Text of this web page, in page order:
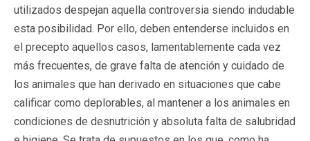
utilizados despejan aquella controversia siendo indudable
esta posibilidad. Por ello, deben entenderse incluidos en
el precepto aquellos casos, lamentablemente cada vez
más frecuentes, de grave falta de atención y cuidado de
los animales que han derivado en situaciones que cabe
calificar como deplorables, al mantener a los animales en
condiciones de desnutrición y absoluta falta de salubridad